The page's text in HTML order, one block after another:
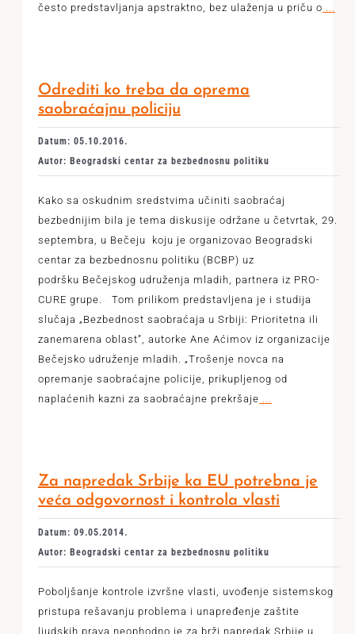
često predstavljanja apstraktno, bez ulaženja u priču o ...
Odrediti ko treba da oprema
saobraćajnu policiju
Datum: 05.10.2016.
Autor: Beogradski centar za bezbednosnu politiku
Kako sa oskudnim sredstvima učiniti saobraćaj
bezbednijim bila je tema diskusije održane u četvrtak, 29.
septembra, u Bečeju koju je organizovao Beogradski
centar za bezbednosnu politiku (BCBP) uz
podršku Bečejskog udruženja mladih, partnera iz PRO-
CURE grupe. Tom prilikom predstavljena je i studija
slučaja „Bezbednost saobraćaja u Srbiji: Prioritetna ili
zanemarena oblast”, autorke Ane Aćimov iz organizacije
Bečejsko udruženje mladih. „Trošenje novca na
opremanje saobraćajne policije, prikupljenog od
naplaćenih kazni za saobraćajne prekršaje
Za napredak Srbije ka EU potrebna je
veća odgovornost i kontrola vlasti
Datum: 09.05.2014.
Autor: Beogradski centar za bezbednosnu politiku
Poboljšanje kontrole izvršne vlasti, uvođenje sistemskog
pristupa rešavanju problema i unapređenje zaštite
ljudskih prava neophodno je za brži napredak Srbije u